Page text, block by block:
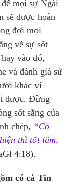
để mọi sự Ngài
sẽ được hoàn
đợi mọi
về sự sốt
vào đó,
và đánh giá sứ
khác vì
được. Đừng
sốt sắng của
chép, “Có
thì tốt lắm,
4:18).
có cả Tin